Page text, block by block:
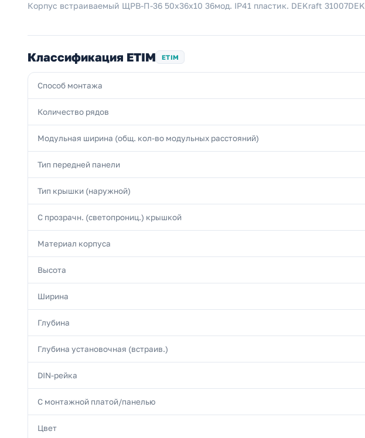
Корпус встраиваемый ЩРВ-П-36 50х36х10 36мод. IP41 пластик. DEKraft 31007DEK
Классификация ETIM ETIM
Способ монтажа
Количество рядов
Модульная ширина (общ. кол-во модульных расстояний)
Тип передней панели
Тип крышки (наружной)
С прозрачн. (светопрониц.) крышкой
Материал корпуса
Высота
Ширина
Глубина
Глубина установочная (встраив.)
DIN-рейка
С монтажной платой/панелью
Цвет